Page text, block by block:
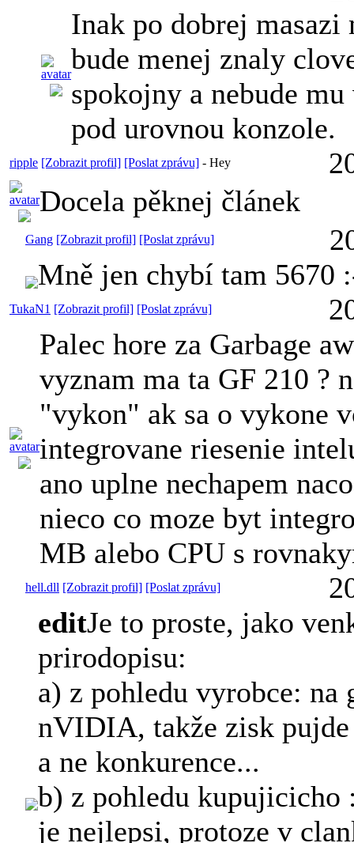
Inak po dobrej masazi
bude menej znaly
spokojny a nebude
pod urovnou konzole.
ripple [Zobrazit profil] [Poslat zprávu] - Hey
Docela pěknej článek
Gang [Zobrazit profil] [Poslat zprávu]
Mně jen chybí tam 5670
TukaN1 [Zobrazit profil] [Poslat zprávu]
Palec hore za Garbage
vyznam ma ta GF 210 ?
"vykon" ak sa o vykone
integrovane riesenie
ano uplne nechapem
nieco co moze byt
MB alebo CPU s
hell.dll [Zobrazit profil] [Poslat zprávu]
editJe to proste, jako
prirodopisu:
a) z pohledu vyrobce: na
nVIDIA, takže zisk
a ne konkurence...
b) z pohledu
je nejlepsi, protoze v